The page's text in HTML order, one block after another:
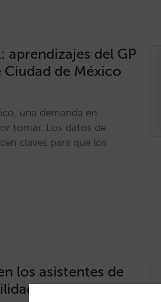
aprendizajes del GP
Ciudad de México
una demanda en
tomar. Los datos de
claves para que los
los asistentes de